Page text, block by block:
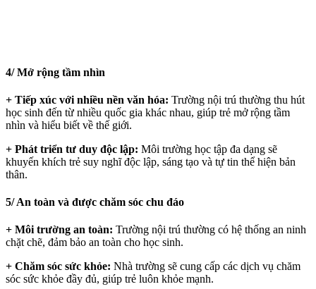
4/ Mở rộng tầm nhìn
+ Tiếp xúc với nhiều nền văn hóa: Trường nội trú thường thu hút
học sinh đến từ nhiều quốc gia khác nhau, giúp trẻ mở rộng tầm
nhìn và hiểu biết về thế giới.
+ Phát triển tư duy độc lập: Môi trường học tập đa dạng sẽ
khuyến khích trẻ suy nghĩ độc lập, sáng tạo và tự tin thể hiện bản
thân.
5/ An toàn và được chăm sóc chu đáo
+ Môi trường an toàn: Trường nội trú thường có hệ thống an ninh
chặt chẽ, đảm bảo an toàn cho học sinh.
+ Chăm sóc sức khỏe: Nhà trường sẽ cung cấp các dịch vụ chăm
sóc sức khỏe đầy đủ, giúp trẻ luôn khỏe mạnh.